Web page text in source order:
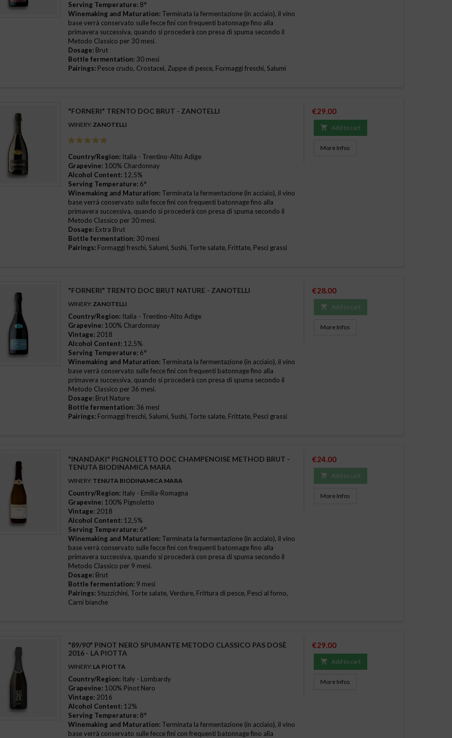
(1)
Carni bianche
Parmigiano, Carni bianche
(2)
Serving Temperature: 8°
Winemaking and Maturation: Terminata la fermentazione (in acciaio), il vino
base verrà conservato sulle fecce fini con frequenti batonnage fino alla
primavera successiva, quando si procederà con presa di spuma secondo il
Metodo Classico per 30 mesi.
Dosage: Brut
Bottle fermentation: 30 mesi
Pairings: Pesce crudo, Crostacei, Zuppe di pesce, Formaggi freschi, Salumi
"FORNERI" TRENTO DOC BRUT - ZANOTELLI
WINERY: ZANOTELLI
Country/Region: Italia - Trentino-Alto Adige
Grapevine: 100% Chardonnay
Alcohol Content: 12,5%
Serving Temperature: 6°
Winemaking and Maturation: Terminata la fermentazione (in acciaio), il vino
base verrà conservato sulle fecce fini con frequenti batonnage fino alla
primavera successiva, quando si procederà con presa di spuma secondo il
Metodo Classico per 30 mesi.
Dosage: Extra Brut
Bottle fermentation: 30 mesi
Pairings: Formaggi freschi, Salumi, Sushi, Torte salate, Frittate, Pesci grassi
Price
€29.00
 Add to cart
More Infos
"FORNERI" TRENTO DOC BRUT NATURE - ZANOTELLI
WINERY: ZANOTELLI
Country/Region: Italia - Trentino-Alto Adige
Grapevine: 100% Chardonnay
Vintage: 2018
Alcohol Content: 12,5%
Serving Temperature: 6°
Winemaking and Maturation: Terminata la fermentazione (in acciaio), il vino
base verrà conservato sulle fecce fini con frequenti batonnage fino alla
primavera successiva, quando si procederà con presa di spuma secondo il
Metodo Classico per 36 mesi.
Dosage: Brut Nature
Bottle fermentation: 36 mesi
Pairings: Formaggi freschi, Salumi, Sushi, Torte salate, Frittate, Pesci grassi
Price
€28.00
 Add to cart
More Infos
"INANDAKI" PIGNOLETTO DOC CHAMPENOISE METHOD BRUT -
TENUTA BIODINAMICA MARA
WINERY: TENUTA BIODINAMICA MARA
Country/Region: Italy - Emilia-Romagna
Grapevine: 100% Pignoletto
Vintage: 2018
Alcohol Content: 12,5%
Serving Temperature: 6°
Winemaking and Maturation: Terminata la fermentazione (in acciaio), il vino
base verrà conservato sulle fecce fini con frequenti batonnage fino alla
primavera successiva, quando si procederà con presa di spuma secondo il
Metodo Classico per 9 mesi.
Dosage: Brut
Bottle fermentation: 9 mesi
Pairings:Stuzzichini, Torte salate, Verdure, Frittura di pesce, Pesci al forno,
Carni bianche
Price
€24.00
 Add to cart
More Infos
"89/90" PINOT NERO SPUMANTE METODO CLASSICO PAS DOSÈ
2016 - LA PIOTTA
WINERY: LA PIOTTA
Country/Region: Italy - Lombardy
Grapevine: 100% Pinot Nero
Vintage: 2016
Alcohol Content: 12%
Serving Temperature: 8°
Winemaking and Maturation: Terminata la fermentazione (in acciaio), il vino
base verrà conservato sulle fecce fini con frequenti batonnage fino alla
Price
€29.00
 Add to cart
More Infos